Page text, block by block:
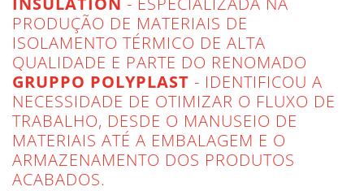
PRODUÇÃO DE MATERIAIS DE
ISOLAMENTO TÉRMICO DE ALTA
QUALIDADE E PARTE DO RENOMADO
GRUPPO POLYPLAST- IDENTIFICOU A
NECESSIDADE DE OTIMIZAR O FLUXO DE
TRABALHO, DESDE O MANUSEIO DE
MATERIAIS ATÉ A EMBALAGEM E O
ARMAZENAMENTO DOS PRODUTOS
ACABADOS.